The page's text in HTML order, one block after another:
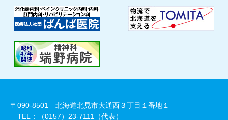
〒090-8501 北海道北見市大通西３丁目１番地１
TEL：（0157）23-7111（代表）